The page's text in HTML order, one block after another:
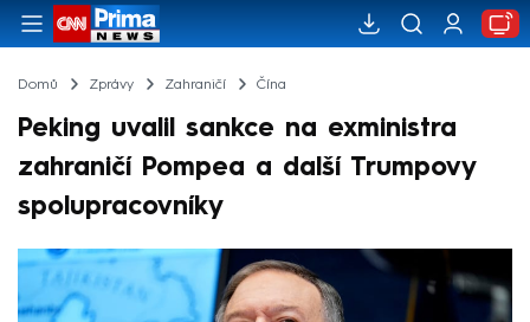
Domů Zprávy Zahraničí Čína
Peking uvalil sankce na exministra
zahraničí Pompea a další Trumpovy
spolupracovníky